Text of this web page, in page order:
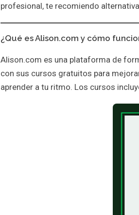
profesional, te recomiendo
¿Qué es Alison.com y cómo
Alison.com es una plataforma de
con sus cursos gratuitos para
aprender a tu ritmo. Los cursos